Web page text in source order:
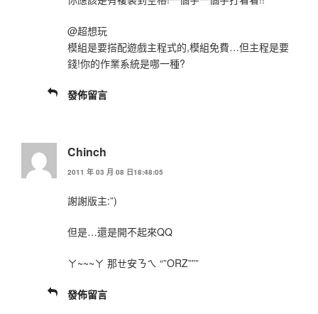
@超想玩
模組是要搭配遊戲主程式的,模組免費…但主程是要
錢!你的作業系統是哪一種?
發佈留言
Chinch
2011 年 03 月 08 日18:48:05
謝謝版主:”)
但是…還是開不起來QQ
ㄚ~~~ㄚ 那ㄝ安ㄋㄟ “”ORZ”””
發佈留言